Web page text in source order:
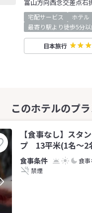
富山方向西念交差点右
宅配サービス ホテル
最寄り駅より徒歩5分以
日本旅行
【食事なし】スタ
プ 13平米(1名～2
食事
禁煙